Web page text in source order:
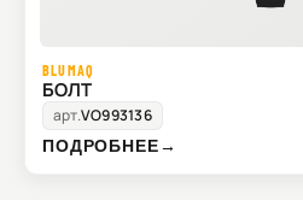
BLUMAQ
БОЛТ
арт.VO993136
ПОДРОБНЕЕ→